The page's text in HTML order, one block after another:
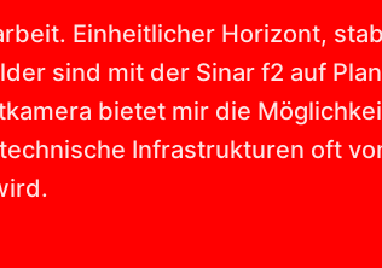
Einheitlicher Horizont,
sind mit der Sinar f2 auf
bietet mir die
Infrastrukturen oft